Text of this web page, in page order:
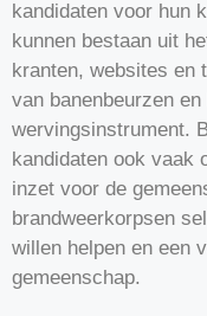
kandidaten voor hun
kunnen bestaan uit
kranten, websites en
van banenbeurzen
wervingsinstrument.
kandidaten ook vaak
inzet voor de
brandweerkorpsen
willen helpen en een
gemeenschap.